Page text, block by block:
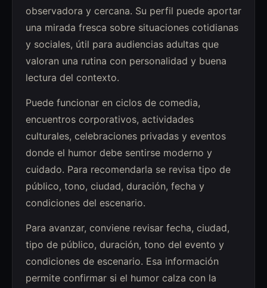
observadora y cercana. Su perfil puede aportar
una mirada fresca sobre situaciones cotidianas
y sociales, útil para audiencias adultas que
valoran una rutina con personalidad y buena
lectura del contexto.
Puede funcionar en ciclos de comedia,
encuentros corporativos, actividades
culturales, celebraciones privadas y eventos
donde el humor debe sentirse moderno y
cuidado. Para recomendarla se revisa tipo de
público, tono, ciudad, duración, fecha y
condiciones del escenario.
Para avanzar, conviene revisar fecha, ciudad,
tipo de público, duración, tono del evento y
condiciones de escenario. Esa información
permite confirmar si el humor calza con la